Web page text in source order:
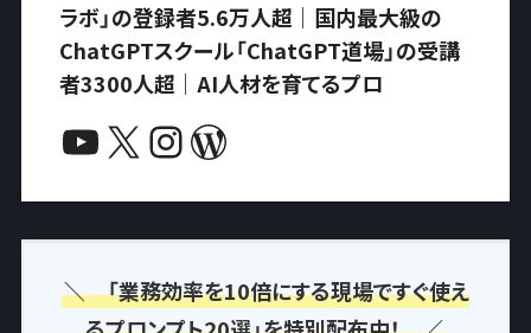
ラボ」の登録者5.6万人超｜国内最大級の
ChatGPTスクール「ChatGPT道場」の受講
者3300人超｜AI人材を育てるプロ
YouTube X InstagramWordPress
＼ 「業務効率を10倍にする現場ですぐ使え